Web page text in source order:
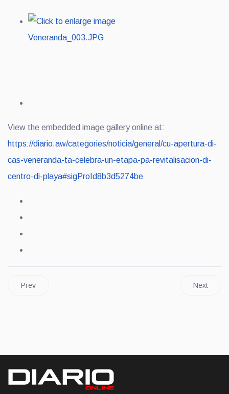
View the embedded image gallery online at:
https://diario.aw/categories/noticia/general/cu-apertura-di-
cas-veneranda-ta-celebra-un-etapa-pa-revitalisacion-di-
centro-di-playa#sigProId8b3d5274be
Prev Next